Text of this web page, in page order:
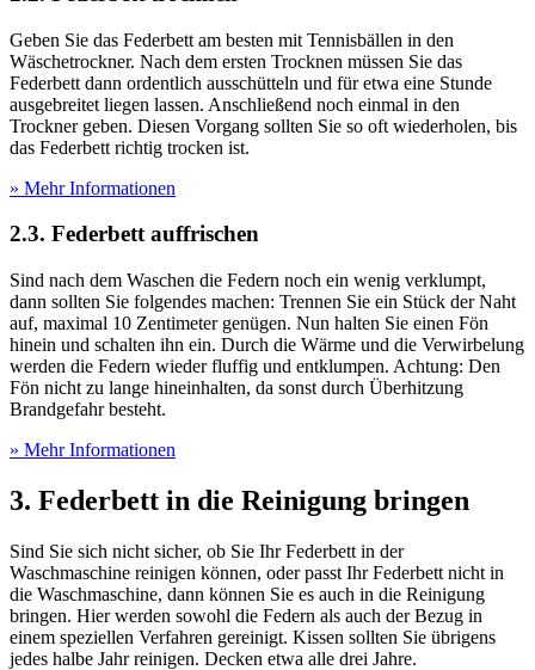
Geben Sie das Federbett am besten mit Tennisbällen in den
Wäschetrockner. Nach dem ersten Trocknen müssen Sie das
Federbett dann ordentlich ausschütteln und für etwa eine Stunde
ausgebreitet liegen lassen. Anschließend noch einmal in den
Trockner geben. Diesen Vorgang sollten Sie so oft wiederholen, bis
das Federbett richtig trocken ist.
» Mehr Informationen
2.3. Federbett auffrischen
Sind nach dem Waschen die Federn noch ein wenig verklumpt,
dann sollten Sie folgendes machen: Trennen Sie ein Stück der Naht
auf, maximal 10 Zentimeter genügen. Nun halten Sie einen Fön
hinein und schalten ihn ein. Durch die Wärme und die Verwirbelung
werden die Federn wieder fluffig und entklumpen. Achtung: Den
Fön nicht zu lange hineinhalten, da sonst durch Überhitzung
Brandgefahr besteht.
» Mehr Informationen
3. Federbett in die Reinigung bringen
Sind Sie sich nicht sicher, ob Sie Ihr Federbett in der
Waschmaschine reinigen können, oder passt Ihr Federbett nicht in
die Waschmaschine, dann können Sie es auch in die Reinigung
bringen. Hier werden sowohl die Federn als auch der Bezug in
einem speziellen Verfahren gereinigt. Kissen sollten Sie übrigens
jedes halbe Jahr reinigen. Decken etwa alle drei Jahre.